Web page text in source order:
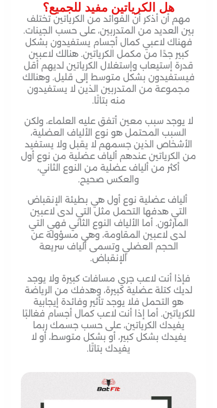
هل الكرياتين مفيد للجميع؟
مهم أن أذكر أن الفوائد من الكرياتين تختلف
بين العديد من المتدربين، على حسب الجينات.
فهناك لاعبي كمال أجسام يستفيدون بشكل
كبير جدًا من مكمل الكرياتين. هنالك لاعبين
قدرة إستيعاب وإستغلال الكرياتين لديهم أقل
فيستفيدون بشكل متوسط إلى قليل. وهنالك
مجموعة من المتدربين الذين لا يستفيدون
منه بتاتًا.
لا يوجد سبب معين أتفق عليه العلماء، ولكن
السبب المحتمل هو نوع الألياف العضلية،
الأشخاص الذين جسمهم لا يقبل ولا يستفيد
من الكرياتين عندهم ألياف عضلية من نوع أول
أكثر من ألياف عضلية من النوع الثاني،
والعكس صحيح.
ألياف عضلية نوع أول هي بطيئة الإنقباض
التي هدفها التحمل مثل التي لدى لاعبين
المارثون. أما الألياف النوع الثاني فهي التي
لدى لاعبين المقاومة، وهي مسؤولة عن
الحجم العضلي وتسمى ألياف سريعة
الإنقباض.
فإذا أنت لاعب جري مسافات كبيرة ولا يوجد
لديك كتلة عضلية كبيرة، وهدفك من الرياضة
هو التحمل فلا يوجد تأثير وفائدة إيجابية
للكرياتين. أما إذا أنت لاعب كمال أجسام فغالبًا
يفيدك الكرياتين، على حسب جسمك ربما
يفيدك بشكل كبير، أو بشكل متوسط، أو لا
يفيدك بتاتًا.